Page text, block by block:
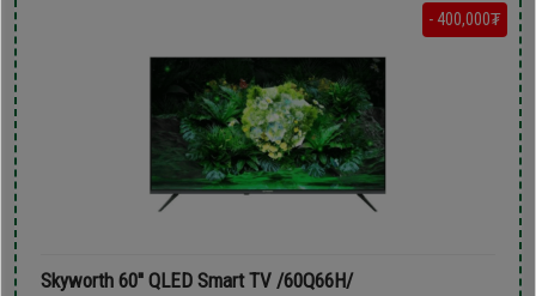
- 400,000₮
Skyworth 60'' QLED Smart TV /60Q66H/